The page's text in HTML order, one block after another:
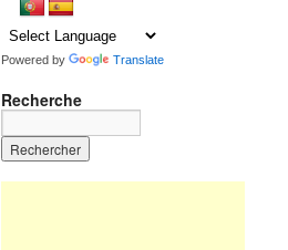
Powered by Translate
Recherche